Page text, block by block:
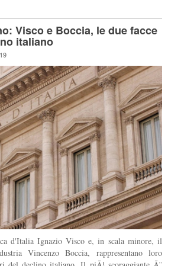
Visco e Boccia, le due facce
italiano
d'Italia Ignazio Visco e, in scala minore, il
Vincenzo Boccia, rappresentano loro